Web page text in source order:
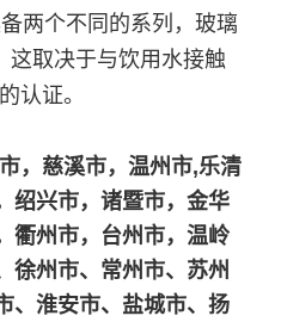
两个不同的系列，玻璃
这取决于与饮用水接触
认证。
，慈溪市，温州市,乐清
绍兴市，诸暨市，金华
衢州市，台州市，温岭
徐州市、常州市、苏州
、淮安市、盐城市、扬